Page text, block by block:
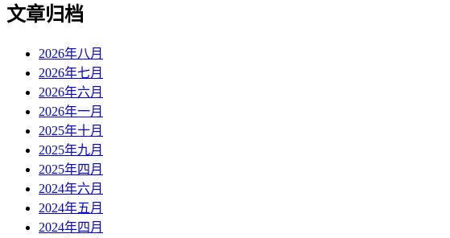
文章归档
2026年八月
2026年七月
2026年六月
2026年一月
2025年十月
2025年九月
2025年四月
2024年六月
2024年五月
2024年四月